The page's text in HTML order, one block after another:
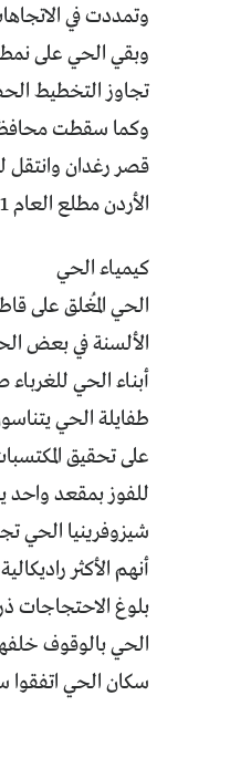
وتمددت في
وبقي الحي على
تجاوز التخطيط
وكما سقطت
قصر رغدان وانتقل
الأردن مطلع العام 2011، بؤرة ساخنة.
كيمياء الحي
الحي المُغلق على
الألسنة في بعض
أبناء الحي
طفايلة الحي
على تحقيق
للفوز بمقعد
شيزوفرينيا الحي
أنهم الأكثر
بلوغ الاحتجاجات
الحي بالوقوف
سكان الحي اتفقوا